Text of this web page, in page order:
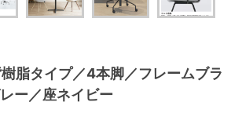
脂タイプ／4本脚／フレームブラ
ー／座ネイビー